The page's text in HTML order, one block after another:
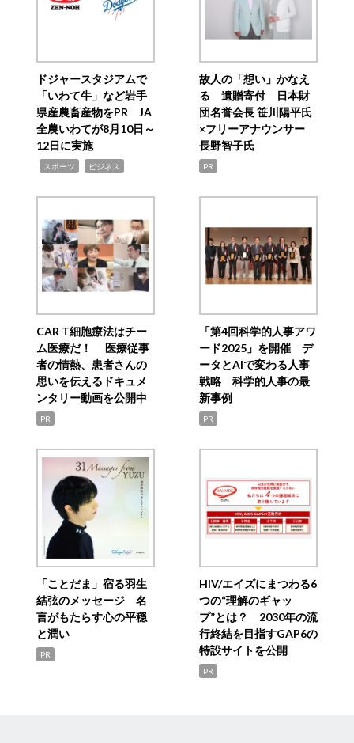
ドジャースタジアムで
「いわて牛」など岩手
県産農畜産物をPR JA
全農いわてが8月10日～
12日に実施
スポーツ ビジネス
故人の「想い」かなえ
る 遺贈寄付 日本財
団名誉会長 笹川陽平氏
×フリーアナウンサー
長野智子氏
PR
CAR T細胞療法はチー
ム医療だ！ 医療従事
者の情熱、患者さんの
思いを伝えるドキュメ
ンタリー動画を公開中
PR
「第4回科学的人事アワ
ード2025」を開催 デ
ータとAIで変わる人事
戦略 科学的人事の最
新事例
PR
「ことだま」宿る羽生
結弦のメッセージ 名
言がもたらす心の平穏
と潤い
PR
HIV/エイズにまつわる6
つの“理解のギャッ
プ”とは？ 2030年の流
行終結を目指すGAP6の
特設サイトを公開
PR